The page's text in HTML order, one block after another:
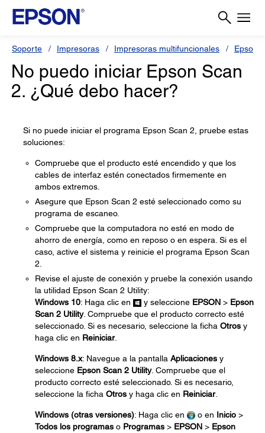
Soporte Impresoras Impresoras multifuncionales Epson
No puedo iniciar Epson Scan
2. ¿Qué debo hacer?
Si no puede iniciar el programa Epson Scan 2, pruebe estas
soluciones:
Compruebe que el producto esté encendido y que los
cables de interfaz estén conectados firmemente en
ambos extremos.
Asegure que Epson Scan 2 esté seleccionado como su
programa de escaneo.
Compruebe que la computadora no esté en modo de
ahorro de energía, como en reposo o en espera. Si es el
caso, active el sistema y reinicie el programa Epson Scan
2.
Revise el ajuste de conexión y pruebe la conexión usando
la utilidad Epson Scan 2 Utility:
Windows 10: Haga clic en y seleccione EPSON > Epson
Scan 2 Utility. Compruebe que el producto correcto esté
seleccionado. Si es necesario, seleccione la ficha Otros y
haga clic en Reiniciar.
Windows 8.x: Navegue a la pantalla Aplicaciones y
seleccione Epson Scan 2 Utility. Compruebe que el
producto correcto esté seleccionado. Si es necesario,
seleccione la ficha Otros y haga clic en Reiniciar.
Windows (otras versiones): Haga clic en o en Inicio >
Todos los programas o Programas > EPSON > Epson